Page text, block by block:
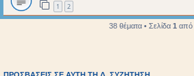
1 2
38 θέματα • Σελίδα 1 από